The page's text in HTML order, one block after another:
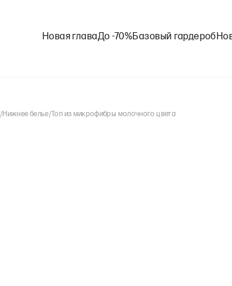
Новая главаДо -70%Базовый гардероб
/Нижнее белье/ Топ из микрофибры молочного цвета